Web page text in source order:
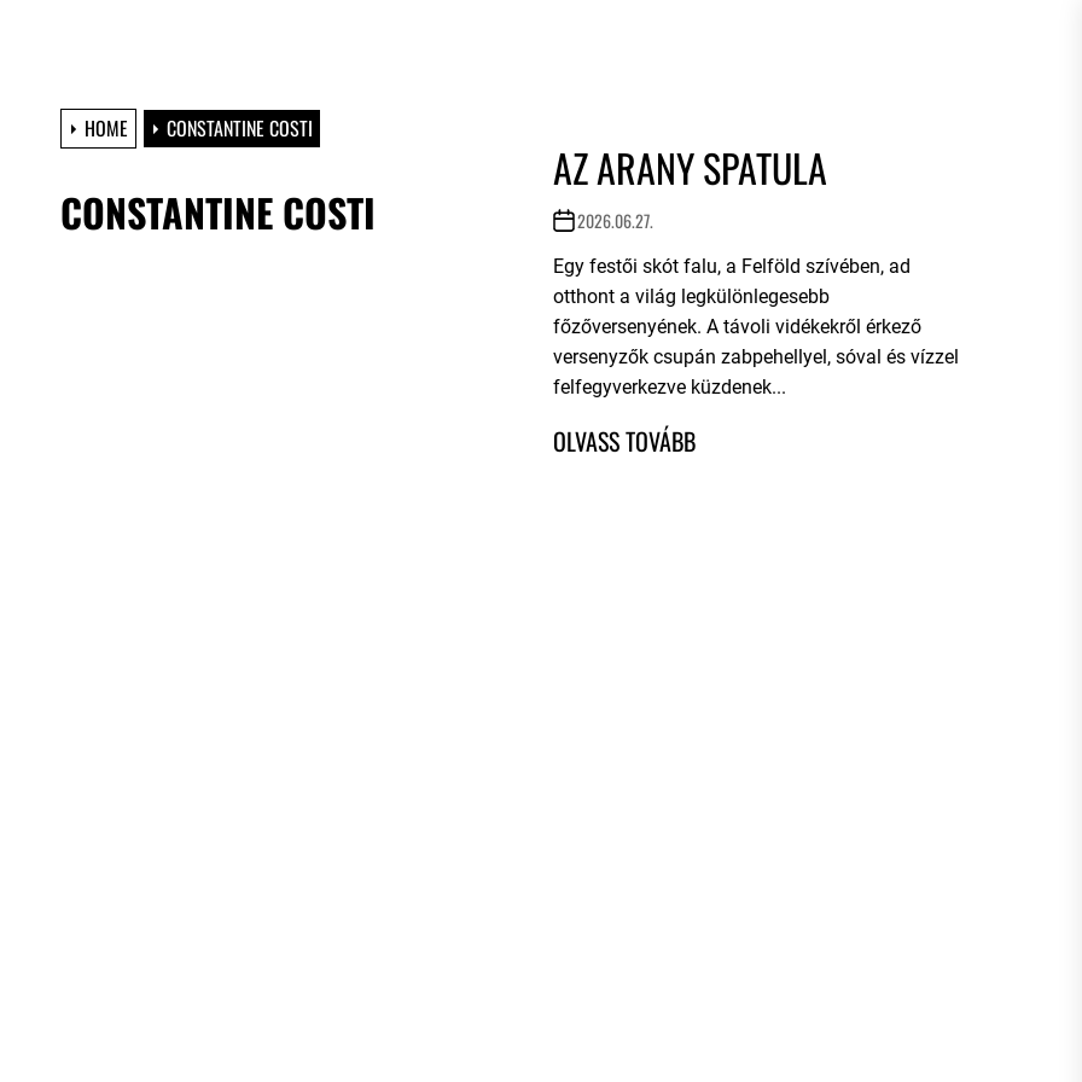
HOME CONSTANTINE COSTI
CONSTANTINE COSTI
AZ ARANY SPATULA
2026.06.27.
Egy festői skót falu, a Felföld szívében, ad
otthont a világ legkülönlegesebb
főzőversenyének. A távoli vidékekről érkező
versenyzők csupán zabpehellyel, sóval és vízzel
felfegyverkezve küzdenek...